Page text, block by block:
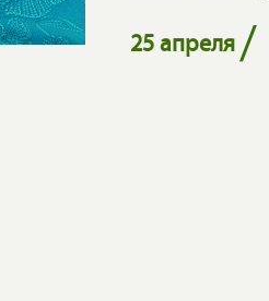
25 апреля/